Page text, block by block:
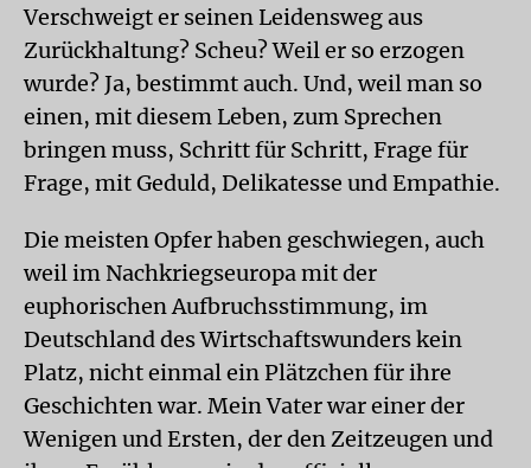
Verschweigt er seinen Leidensweg aus
Zurückhaltung? Scheu? Weil er so erzogen
wurde? Ja, bestimmt auch. Und, weil man so
einen, mit diesem Leben, zum Sprechen
bringen muss, Schritt für Schritt, Frage für
Frage, mit Geduld, Delikatesse und Empathie.
Die meisten Opfer haben geschwiegen, auch
weil im Nachkriegseuropa mit der
euphorischen Aufbruchsstimmung, im
Deutschland des Wirtschaftswunders kein
Platz, nicht einmal ein Plätzchen für ihre
Geschichten war. Mein Vater war einer der
Wenigen und Ersten, der den Zeitzeugen und